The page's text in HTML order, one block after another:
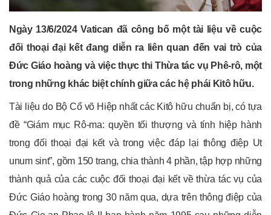
Ngày 13/6/2024 Vatican đã công bố một tài liệu về cuộc
đối thoại đại kết đang diễn ra liên quan đến vai trò của
Đức Giáo hoàng và việc thực thi Thừa tác vụ Phê-rô, một
trong những khác biệt chính giữa các hệ phái Kitô hữu.
Tài liệu do Bộ Cổ võ Hiệp nhất các Kitô hữu chuẩn bị, có tựa
đề “Giám mục Rô-ma: quyền tối thượng và tính hiệp hành
trong đối thoại đại kết và trong việc đáp lại thông điệp Ut
unum sint”, gồm 150 trang, chia thành 4 phần, tập hợp những
thành quả của các cuộc đối thoại đại kết về thừa tác vụ của
Đức Giáo hoàng trong 30 năm qua, dựa trên thông điệp của